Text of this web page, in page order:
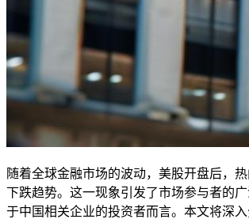
随着全球金融市场的波动，美股开盘后，
下跌趋势。这一现象引发了市场参与者的
于中国相关企业的投资者而言。本文将深